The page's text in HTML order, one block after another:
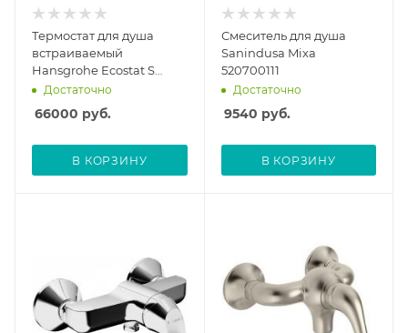
Термостат для душа
встраиваемый
Hansgrohe Ecostat S
15711000, без скрытой
части, с монтажной
частью
Достаточно
66000 руб.
В КОРЗИНУ
Смеситель для душа
Sanindusa Mixa
520700111
Достаточно
9540 руб.
В КОРЗИНУ